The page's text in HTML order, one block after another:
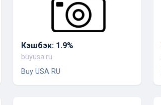
Кэшбэк: 1.9%
buyusa.ru
Buy USA RU